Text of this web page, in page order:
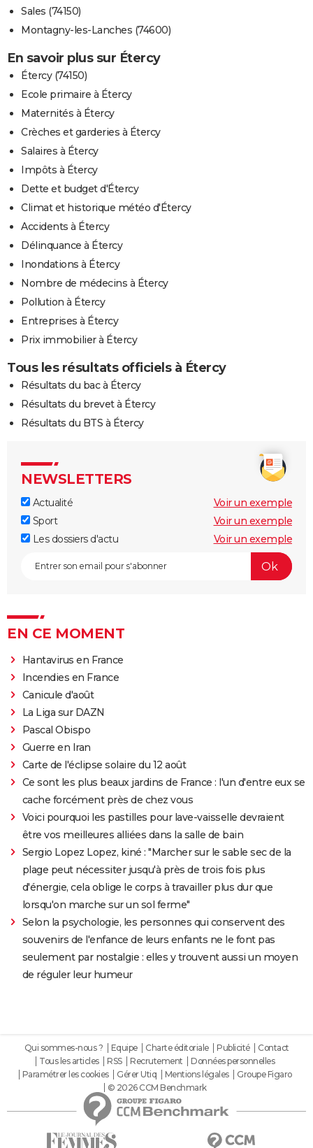
Sales (74150)
Montagny-les-Lanches (74600)
En savoir plus sur Étercy
Étercy (74150)
Ecole primaire à Étercy
Maternités à Étercy
Crèches et garderies à Étercy
Salaires à Étercy
Impôts à Étercy
Dette et budget d'Étercy
Climat et historique météo d'Étercy
Accidents à Étercy
Délinquance à Étercy
Inondations à Étercy
Nombre de médecins à Étercy
Pollution à Étercy
Entreprises à Étercy
Prix immobilier à Étercy
Tous les résultats officiels à Étercy
Résultats du bac à Étercy
Résultats du brevet à Étercy
Résultats du BTS à Étercy
NEWSLETTERS
Actualité
Voir un exemple
Sport
Voir un exemple
Les dossiers d'actu
Voir un exemple
EN CE MOMENT
Hantavirus en France
Incendies en France
Canicule d'août
La Liga sur DAZN
Pascal Obispo
Guerre en Iran
Carte de l'éclipse solaire du 12 août
Ce sont les plus beaux jardins de France : l'un d'entre eux se
cache forcément près de chez vous
Voici pourquoi les pastilles pour lave-vaisselle devraient
être vos meilleures alliées dans la salle de bain
Sergio Lopez Lopez, kiné : "Marcher sur le sable sec de la
plage peut nécessiter jusqu'à près de trois fois plus
d'énergie, cela oblige le corps à travailler plus dur que
lorsqu'on marche sur un sol ferme"
Selon la psychologie, les personnes qui conservent des
souvenirs de l'enfance de leurs enfants ne le font pas
seulement par nostalgie : elles y trouvent aussi un moyen
de réguler leur humeur
Qui sommes-nous ? Equipe Charte éditoriale Publicité
Contact
Tous les articles
RSS Recrutement
Données personnelles
Paramétrer les cookies
Gérer Utiq Mentions légales
Groupe Figaro
© 2026 CCM Benchmark